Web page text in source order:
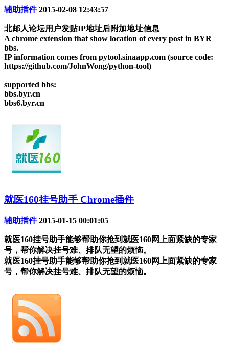
辅助插件 2015-02-08 12:43:57
北邮人论坛用户发贴IP地址后附加地址信息
A chrome extension that show location of every post in BYR
bbs.
IP information comes from pytool.sinaapp.com (source code:
https://github.com/JohnWong/python-tool)
supported bbs:
bbs.byr.cn
bbs6.byr.cn
就医160挂号助手 Chrome插件
辅助插件 2015-01-15 00:01:05
就医160挂号助手能够帮助你抢到就医160网上面紧缺的专家
号，帮你解决挂号难、排队无望的烦恼。
就医160挂号助手能够帮助你抢到就医160网上面紧缺的专家
号，帮你解决挂号难、排队无望的烦恼。